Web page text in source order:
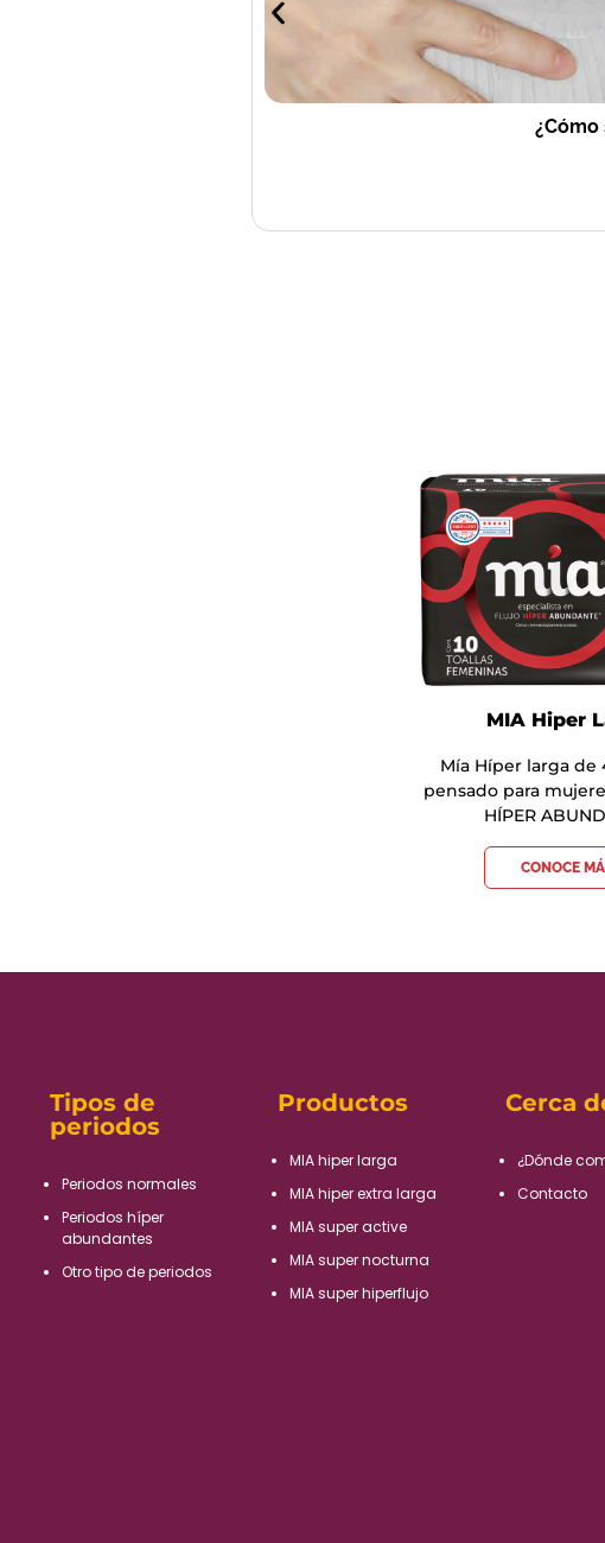
MIA Hiper
Mía Híper larga de
pensado para
HÍPER
CONOCE
Tipos de
periodos
Periodos normales​
Periodos híper
abundantes​
Otro tipo de periodos​
Productos
MIA hiper larga
MIA hiper extra larga
MIA super active
MIA super nocturna
MIA super hiperflujo
Cerca
¿Dónde
Contacto